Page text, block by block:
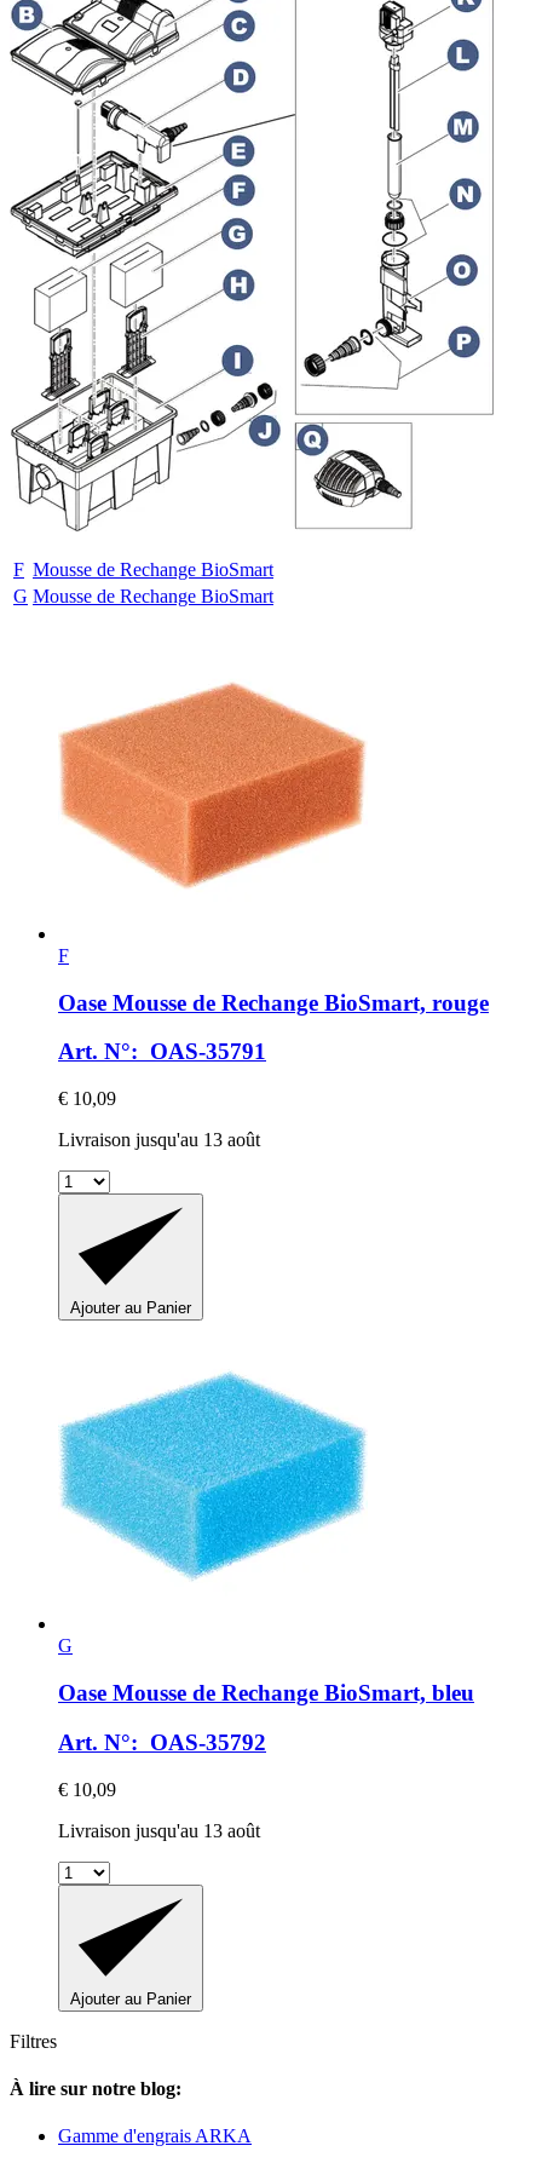
F Mousse de Rechange BioSmart
G Mousse de Rechange BioSmart
F
Oase Mousse de Rechange BioSmart, rouge
Art. N°: OAS-35791
€ 10,09
Livraison jusqu'au 13 août
Ajouter au Panier
G
Oase Mousse de Rechange BioSmart, bleu
Art. N°: OAS-35792
€ 10,09
Livraison jusqu'au 13 août
Ajouter au Panier
Filtres
À lire sur notre blog:
Gamme d'engrais ARKA